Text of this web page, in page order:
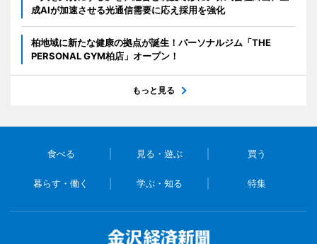
成AIが加速させる光通信需要に応え採用を強化
柏地域に新たな健康の拠点が誕生！パーソナルジム「THE
PERSONAL GYM柏店」オープン！
もっと見る
食べる 見る・遊ぶ 買う
暮らす・働く 学ぶ・知る 特集